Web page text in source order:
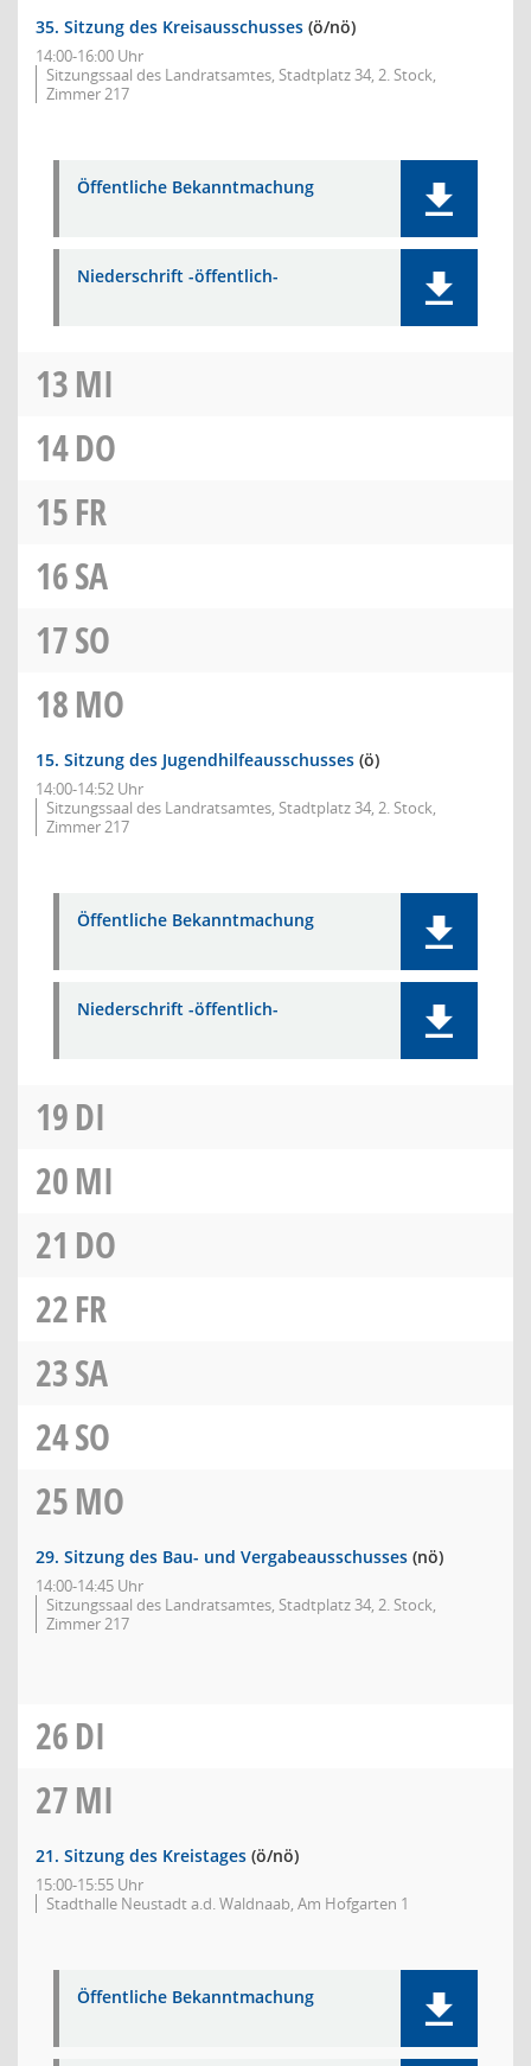
35. Sitzung des Kreisausschusses (ö/nö)
14:00-16:00 Uhr
Sitzungssaal des Landratsamtes, Stadtplatz 34, 2. Stock,
Zimmer 217
Öffentliche Bekanntmachung
Niederschrift -öffentlich-
13MI
14DO
15FR
16SA
17SO
18MO
15. Sitzung des Jugendhilfeausschusses (ö)
14:00-14:52 Uhr
Sitzungssaal des Landratsamtes, Stadtplatz 34, 2. Stock,
Zimmer 217
Öffentliche Bekanntmachung
Niederschrift -öffentlich-
19DI
20MI
21 DO
22FR
23SA
24SO
25MO
29. Sitzung des Bau- und Vergabeausschusses (nö)
14:00-14:45 Uhr
Sitzungssaal des Landratsamtes, Stadtplatz 34, 2. Stock,
Zimmer 217
26DI
27MI
21. Sitzung des Kreistages (ö/nö)
15:00-15:55 Uhr
Stadthalle Neustadt a.d. Waldnaab, Am Hofgarten 1
Öffentliche Bekanntmachung